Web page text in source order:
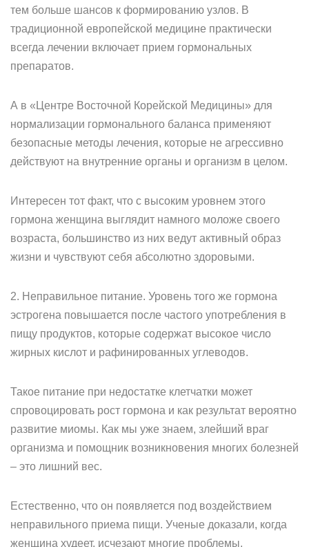
тем больше шансов к формированию узлов. В
традиционной европейской медицине практически
всегда лечении включает прием гормональных
препаратов.
А в «Центре Восточной Корейской Медицины» для
нормализации гормонального баланса применяют
безопасные методы лечения, которые не агрессивно
действуют на внутренние органы и организм в целом.
Интересен тот факт, что с высоким уровнем этого
гормона женщина выглядит намного моложе своего
возраста, большинство из них ведут активный образ
жизни и чувствуют себя абсолютно здоровыми.
2. Неправильное питание. Уровень того же гормона
эстрогена повышается после частого употребления в
пищу продуктов, которые содержат высокое число
жирных кислот и рафинированных углеводов.
Такое питание при недостатке клетчатки может
спровоцировать рост гормона и как результат вероятно
развитие миомы. Как мы уже знаем, злейший враг
организма и помощник возникновения многих болезней
– это лишний вес.
Естественно, что он появляется под воздействием
неправильного приема пищи. Ученые доказали, когда
женщина худеет, исчезают многие проблемы,